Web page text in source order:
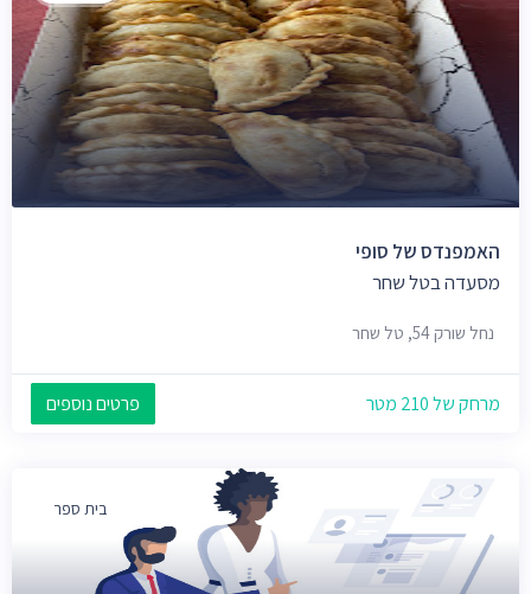
האמפנדס של סופי
מסעדה בטל שחר
נחל שורק 54, טל שחר
מרחק של 210 מטר פרטים נוספים
בית ספר